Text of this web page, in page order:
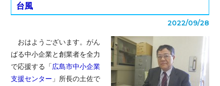
台風
2022/09/28
おはようございます。がん
ばる中小企業と創業者を全力
で応援する「広島市中小企業
支援センター 」所長の土佐で